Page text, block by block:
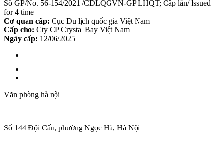
Số GP/No. 56-154/2021 /CDLQGVN-GP LHQT; Cấp lần/ Issued
for 4 time
Cơ quan cấp: Cục Du lịch quốc gia Việt Nam
Cấp cho: Cty CP Crystal Bay Việt Nam
Ngày cấp: 12/06/2025
Văn phòng hà nội
Số 144 Đội Cấn, phường Ngọc Hà, Hà Nội